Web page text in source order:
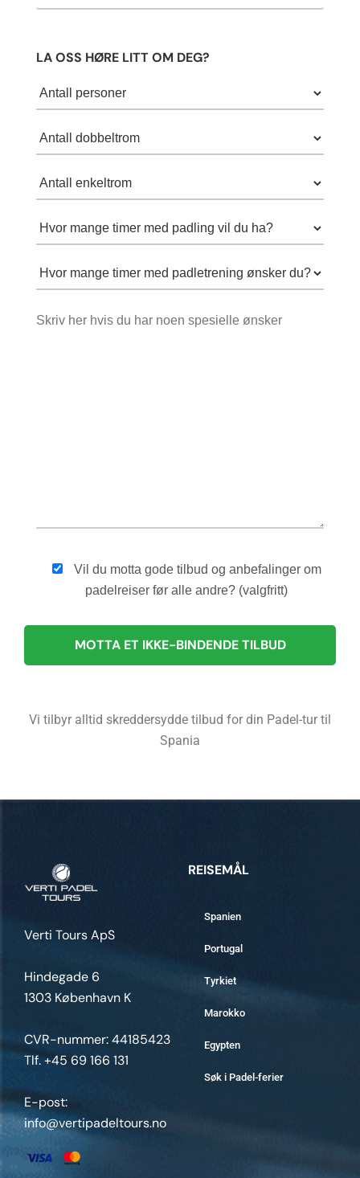
LA OSS HØRE LITT OM DEG?
Vil du motta gode tilbud og anbefalinger om
padelreiser før alle andre? (valgfritt)
Vi tilbyr alltid skreddersydde tilbud for din Padel-tur til
Spania
Verti Tours ApS
Hindegade 6
1303 København K
CVR-nummer: 44185423
Tlf. +45 69 166 131
E-post:
info@vertipadeltours.no
REISEMÅL
Spanien
Portugal
Tyrkiet
Marokko
Egypten
Søk i Padel-ferier